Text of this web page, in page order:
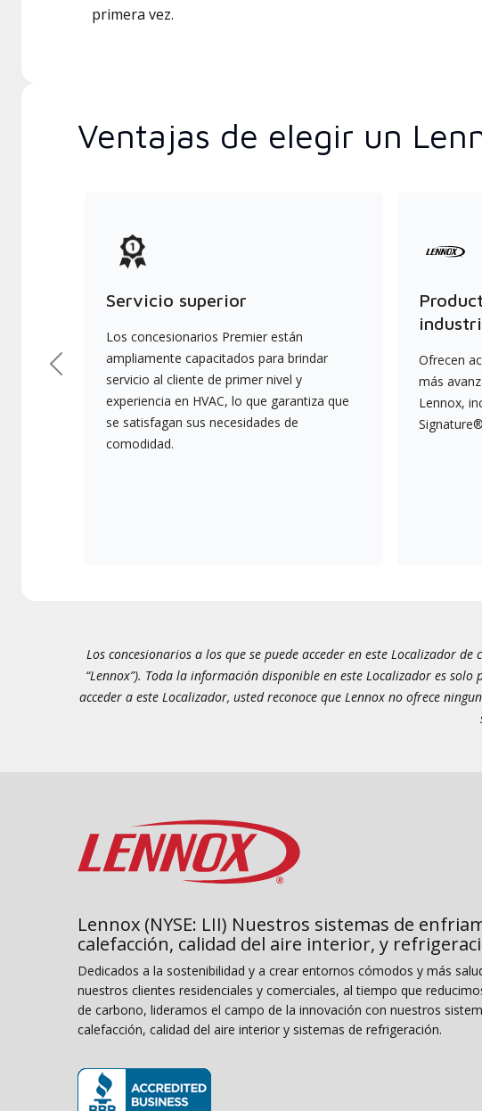
primera vez.
Ventajas de elegir un
Servicio superior
Los concesionarios Premier están
ampliamente capacitados para brindar
servicio al cliente de primer nivel y
experiencia en HVAC, lo que garantiza que
se satisfagan sus necesidades de
comodidad.
Ofrecen
más
Lennox,
Previous
Los concesionarios a los que se puede acceder en este Localizador
“Lennox”). Toda la información disponible en este Localizador es
acceder a este Localizador, usted reconoce que Lennox no ofrece
Lennox (NYSE: LII) Nuestros sistemas de
calefacción, calidad del aire interior, y
Dedicados a la sostenibilidad y a crear entornos cómodos y más
nuestros clientes residenciales y comerciales, al tiempo que
de carbono, lideramos el campo de la innovación con nuestros
calefacción, calidad del aire interior y sistemas de refrigeración.